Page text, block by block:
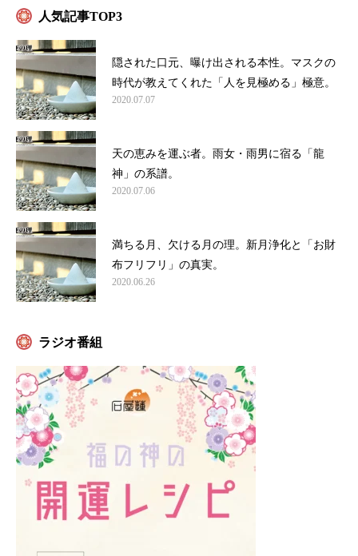
人気記事TOP3
隠された口元、曝け出される本性。マスクの
時代が教えてくれた「人を見極める」極意。
2020.07.07
天の恵みを運ぶ者。雨女・雨男に宿る「龍
神」の系譜。
2020.07.06
満ちる月、欠ける月の理。新月浄化と「お財
布フリフリ」の真実。
2020.06.26
ラジオ番組